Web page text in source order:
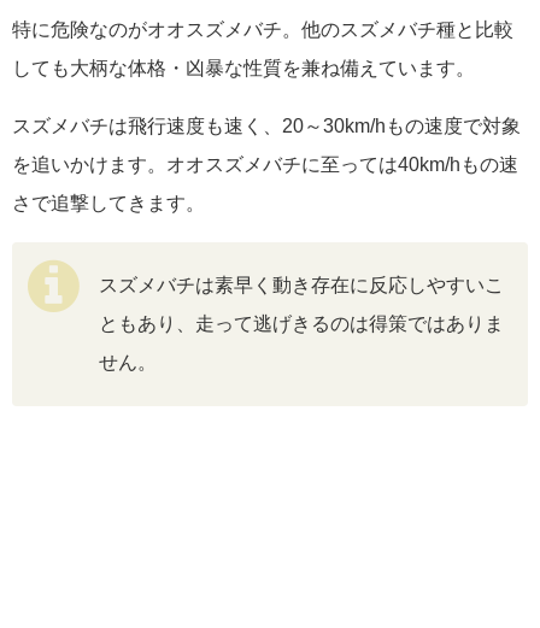
特に危険なのがオオスズメバチ。他のスズメバチ種と比較
しても大柄な体格・凶暴な性質を兼ね備えています。
スズメバチは飛行速度も速く、20～30km/hもの速度で対象
を追いかけます。オオスズメバチに至っては40km/hもの速
さで追撃してきます。
スズメバチは素早く動き存在に反応しやすいこ
ともあり、走って逃げきるのは得策ではありま
せん。